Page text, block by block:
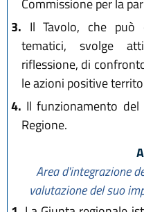
Commissione per la
3. Il Tavolo, che può
tematici, svolge
riflessione, di
le azioni positive
4. Il funzionamento
Regione.
Area d'integrazione
valutazione del suo